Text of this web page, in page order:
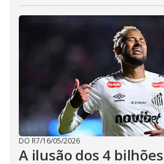
DO R7/16/05/2026
A ilusão dos 4